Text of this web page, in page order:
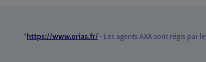
*https://www.orias.fr/ - Les agents AXA sont régis par le